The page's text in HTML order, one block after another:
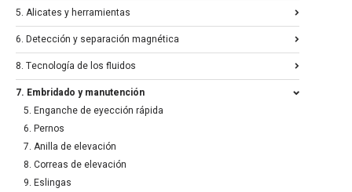
5. Alicates y herramientas
6. Detección y separación magnética
8. Tecnología de los fluidos
7. Embridado y manutención
5. Enganche de eyección rápida
6. Pernos
7. Anilla de elevación
8. Correas de elevación
9. Eslingas